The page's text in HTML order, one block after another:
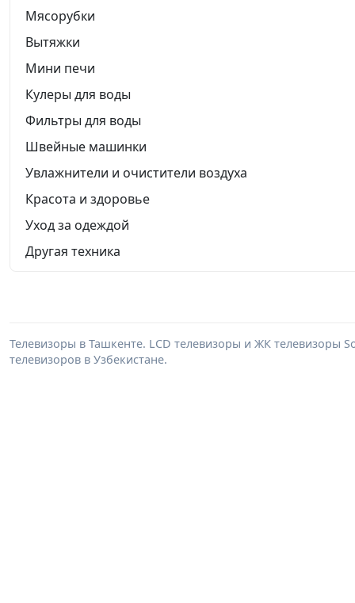
Мясорубки
Вытяжки
Мини печи
Кулеры для воды
Фильтры для воды
Швейные машинки
Увлажнители и очистители воздуха
Красота и здоровье
Уход за одеждой
Другая техника
Телевизоры в Ташкенте. LCD телевизоры и ЖК телевизоры
телевизоров в Узбекистане.